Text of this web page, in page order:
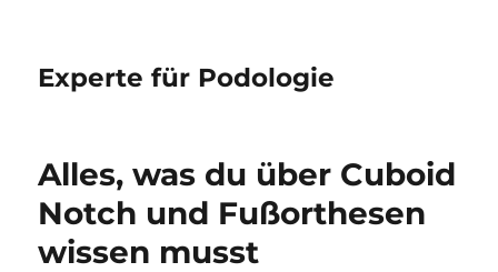
Experte für Podologie
Alles, was du über Cuboid
Notch und Fußorthesen
wissen musst